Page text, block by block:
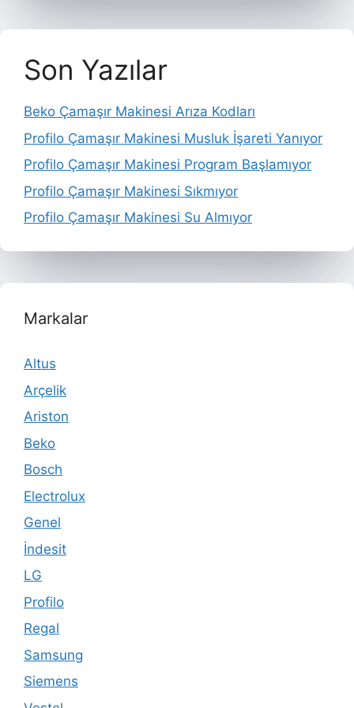
Son Yazılar
Beko Çamaşır Makinesi Arıza Kodları
Profilo Çamaşır Makinesi Musluk İşareti Yanıyor
Profilo Çamaşır Makinesi Program Başlamıyor
Profilo Çamaşır Makinesi Sıkmıyor
Profilo Çamaşır Makinesi Su Almıyor
Markalar
Altus
Arçelik
Ariston
Beko
Bosch
Electrolux
Genel
İndesit
LG
Profilo
Regal
Samsung
Siemens